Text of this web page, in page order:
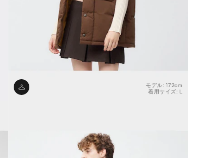
モデル: 172cm
着用サイズ: L